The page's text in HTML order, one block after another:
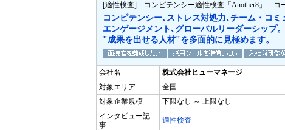
[適性検査] コンピテンシー適性検査「Another8」 コ
コンピテンシー､ストレス対処力､チーム・コミ
エンゲージメント､グローバルリーダーシップ。
"成果を出せる人材"を多面的に見極めます。
会社名
株式会社ヒューマネージ
対象エリア
全国
対象企業規模
下限なし ～ 上限なし
インタビュー記
事
適性検査